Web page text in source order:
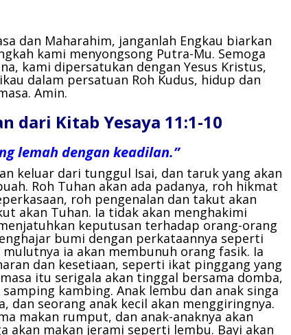
dan Maharahim, janganlah Engkau biarkan
kami menyongsong Putra-Mu. Semoga
kami dipersatukan dengan Yesus Kristus,
dalam persatuan Roh Kudus, hidup dan
Amin.
dari Kitab Yesaya 11:1-10
lemah dengan keadilan.”
keluar dari tunggul Isai, dan taruk yang akan
Roh Tuhan akan ada padanya, roh hikmat
roh pengenalan dan takut akan
akan Tuhan. Ia tidak akan menghakimi
keputusan terhadap orang-orang
bumi dengan perkataannya seperti
ia akan membunuh orang fasik. Ia
dan kesetiaan, seperti ikat pinggang yang
itu serigala akan tinggal bersama domba,
kambing. Anak lembu dan anak singa
dan seorang anak kecil akan menggiringnya.
makan rumput, dan anak-anaknya akan
akan makan jerami seperti lembu. Bayi akan